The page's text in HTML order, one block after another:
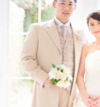
2021.06.17
全店
弊社会長霜田一
七五
また一歩
いでしょ